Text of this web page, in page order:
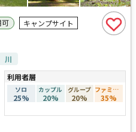
可
キャンプサイト
川
利用者層
ソロ
25%
カップル
20%
グループ
20%
ファミリー
35%